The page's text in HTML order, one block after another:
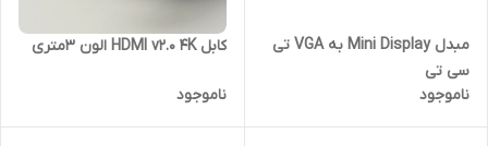
مبدل Mini Display به VGA تی
سی تی
ناموجود
کابل HDMI v2.0 4K الون 3متری
ناموجود